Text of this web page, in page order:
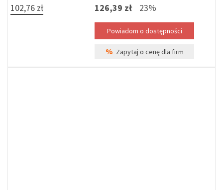
102,76 zł 126,39 zł 23%
% Zapytaj o cenę dla firm